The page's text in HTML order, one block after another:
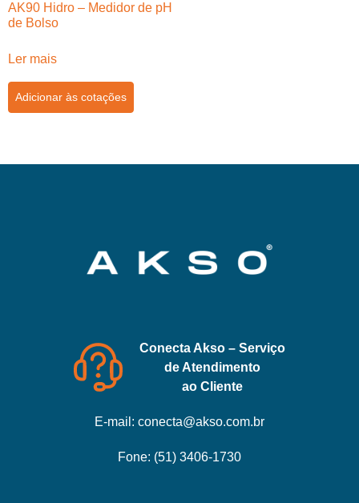
AK90 Hidro – Medidor de pH
de Bolso
Ler mais
Adicionar às cotações
Conecta Akso – Serviço
de Atendimento
ao Cliente
E-mail: conecta@akso.com.br
Fone: (51) 3406-1730